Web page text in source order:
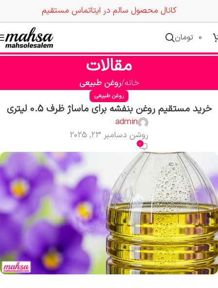
کانال محصول سالم در ایتاتماس مستقیم
0 تومان
مقالات
خانه روغن طبیعی
روغن طبیعی
خرید مستقیم روغن بنفشه برای ماساژ ظرف 0.5 لیتری
admin
روشن دسامبر 23, 2025
0